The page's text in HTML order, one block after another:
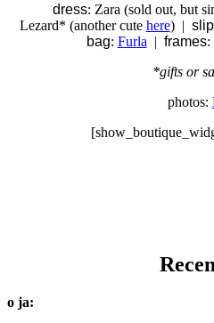
dress: Zara (sold out, but
Lezard* (another cute here) |
bag: Furla | frames:
*gifts or
photos:
o ja: